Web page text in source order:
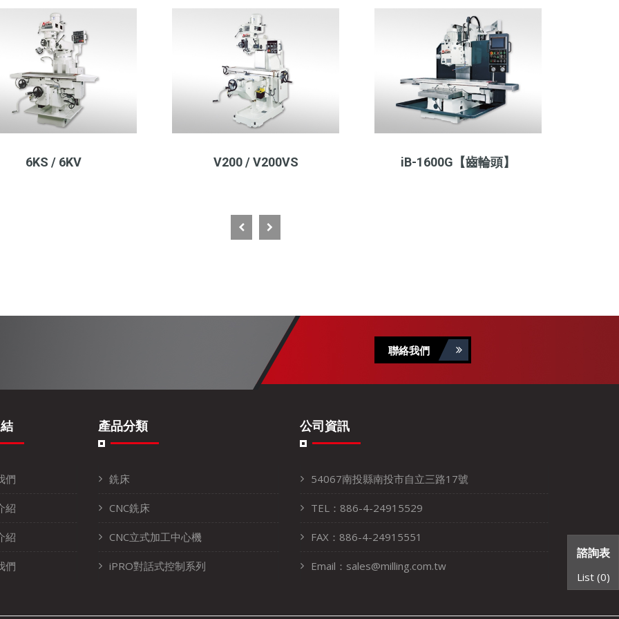
6KS / 6KV V200 / V200VS iB-1600G【齒輪頭】
諮詢表
List (0)
聯絡我們
們
紹
紹
們
產品分類
銑床
CNC銑床
CNC立式加工中心機
iPRO對話式控制系列
公司資訊
54067南投縣南投市自立三路17號
TEL：886-4-24915529
FAX：886-4-24915551
Email：sales@milling.com.tw